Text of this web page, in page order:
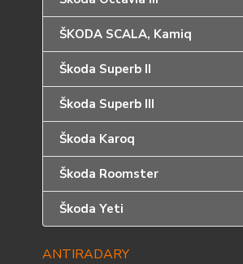
ŠKODA SCALA, Kamiq
Škoda Superb II
Škoda Superb III
Škoda Karoq
Škoda Roomster
Škoda Yeti
ANTIRADARY